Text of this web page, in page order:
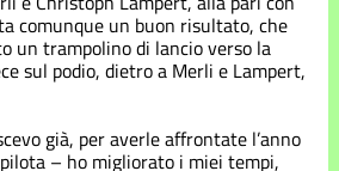
comunque un buon risultato, che
un trampolino di lancio verso la
sul podio, dietro a Merli e Lampert,
già, per averle affrontate l’anno
– ho migliorato i miei tempi,